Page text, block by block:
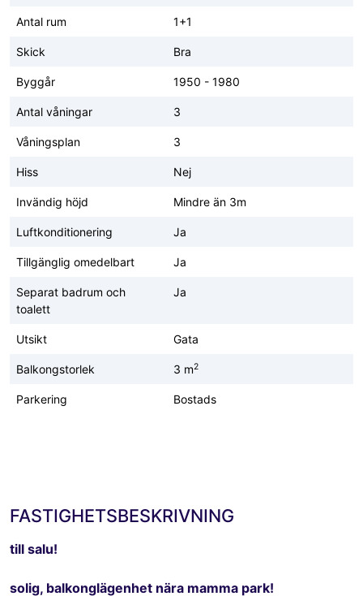
Antal rum 1+1
Skick Bra
Byggår 1950 - 1980
Antal våningar 3
Våningsplan 3
Hiss Nej
Invändig höjd Mindre än 3m
Luftkonditionering Ja
Tillgänglig omedelbart Ja
Separat badrum och
toalett
Ja
Utsikt Gata
Balkongstorlek 3 m2
Parkering Bostads
FASTIGHETSBESKRIVNING
till salu!
solig, balkonglägenhet nära mamma park!